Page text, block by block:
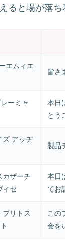
ると場が落ち
エムィエ
皆さ
ーミャ
本日
とう
ズ アッヂ
製品
カザーチ
ィセ
本日
てお
プリトス
この
会を